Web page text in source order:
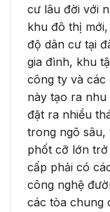
cư lâu đời với
khu đô thị
độ dân cư tại
gia đình, khu
công ty và các
này tạo ra
đặt ra nhiều
trong ngõ sâu,
phốt cỡ lớn
cấp phải có
công nghệ
các tòa chung